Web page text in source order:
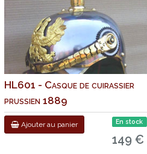
HL601 - Casque de cuirassier
prussien 1889
Ajouter au panier En stock
149 €